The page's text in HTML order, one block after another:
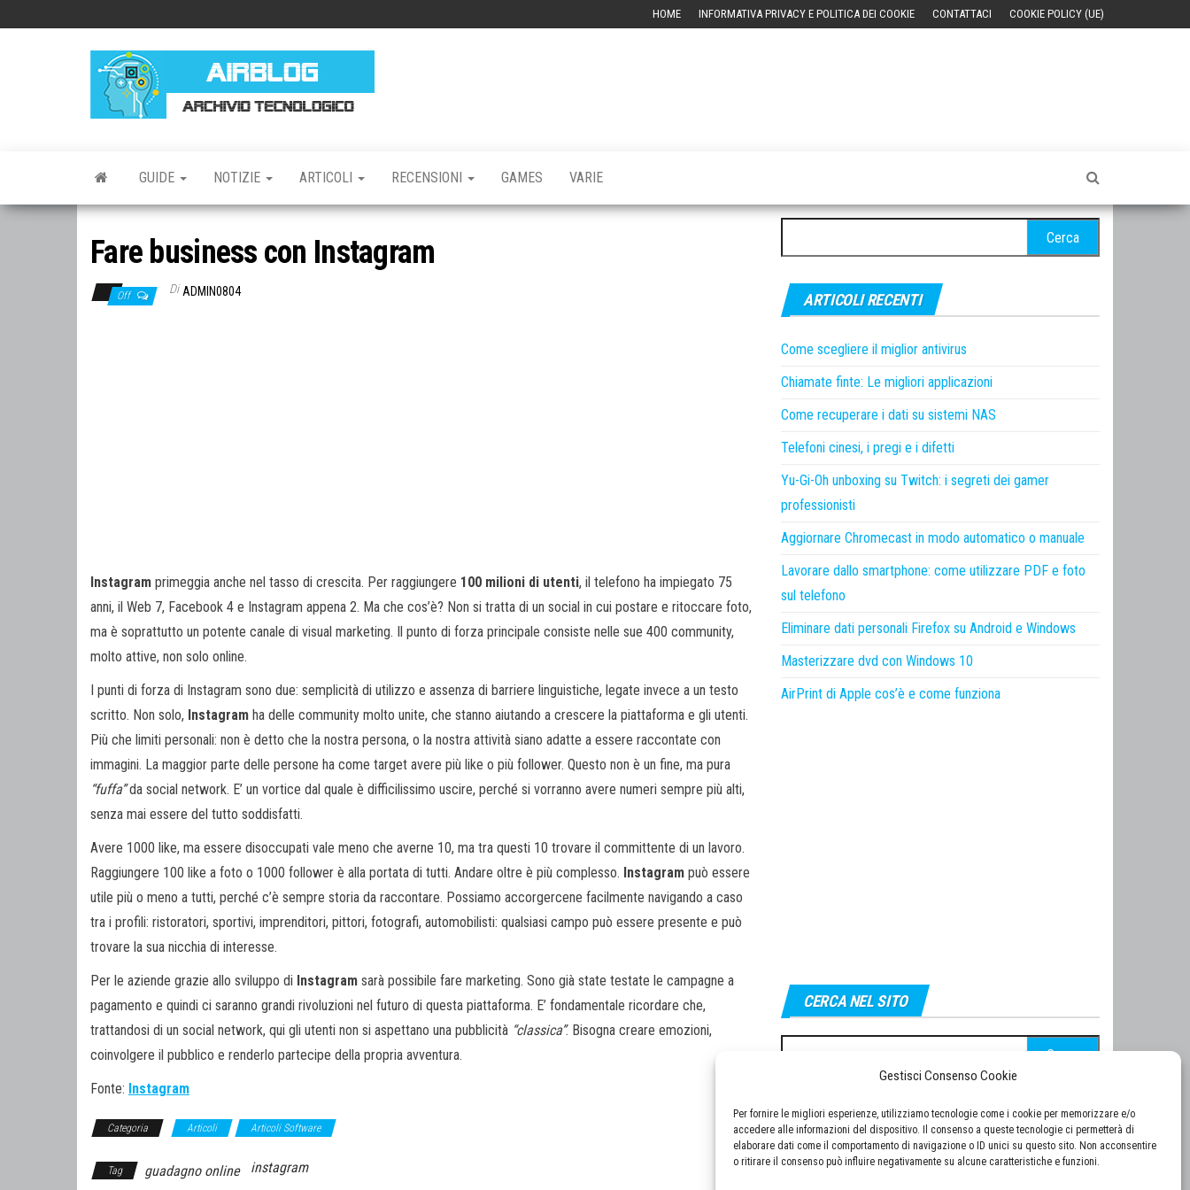
Gestisci Consenso Cookie
Per fornire le migliori esperienze, utilizziamo tecnologie come i cookie per memorizzare e/o
accedere alle informazioni del dispositivo. Il consenso a queste tecnologie ci permetterà di
elaborare dati come il comportamento di navigazione o ID unici su questo sito. Non acconsentire
o ritirare il consenso può influire negativamente su alcune caratteristiche e funzioni.
HOME INFORMATIVA PRIVACY E POLITICA DEI COOKIE CONTATTACI COOKIE POLICY (UE)
GUIDE NOTIZIE ARTICOLI RECENSIONI GAMES VARIE
Fare business con Instagram
Off Di ADMIN0804
Instagram primeggia anche nel tasso di crescita. Per raggiungere 100 milioni di utenti, il telefono ha impiegato 75
anni, il Web 7, Facebook 4 e Instagram appena 2. Ma che cos’è? Non si tratta di un social in cui postare e ritoccare foto,
ma è soprattutto un potente canale di visual marketing. Il punto di forza principale consiste nelle sue 400 community,
molto attive, non solo online.
I punti di forza di Instagram sono due: semplicità di utilizzo e assenza di barriere linguistiche, legate invece a un testo
scritto. Non solo, Instagram ha delle community molto unite, che stanno aiutando a crescere la piattaforma e gli utenti.
Più che limiti personali: non è detto che la nostra persona, o la nostra attività siano adatte a essere raccontate con
immagini. La maggior parte delle persone ha come target avere più like o più follower. Questo non è un fine, ma pura
“fuffa”da social network. E’ un vortice dal quale è difficilissimo uscire, perché si vorranno avere numeri sempre più alti,
senza mai essere del tutto soddisfatti.
Avere 1000 like, ma essere disoccupati vale meno che averne 10, ma tra questi 10 trovare il committente di un lavoro.
Raggiungere 100 like a foto o 1000 follower è alla portata di tutti. Andare oltre è più complesso. Instagram può essere
utile più o meno a tutti, perché c’è sempre storia da raccontare. Possiamo accorgercene facilmente navigando a caso
tra i profili: ristoratori, sportivi, imprenditori, pittori, fotografi, automobilisti: qualsiasi campo può essere presente e può
trovare la sua nicchia di interesse.
Per le aziende grazie allo sviluppo di Instagram sarà possibile fare marketing. Sono già state testate le campagne a
pagamento e quindi ci saranno grandi rivoluzioni nel futuro di questa piattaforma. E’ fondamentale ricordare che,
trattandosi di un social network, qui gli utenti non si aspettano una pubblicità “classica”. Bisogna creare emozioni,
coinvolgere il pubblico e renderlo partecipe della propria avventura.
Fonte: Instagram
Categoria Articoli Articoli Software
Tag guadagno online instagram
per:
ARTICOLI RECENTI
Come scegliere il miglior antivirus
Chiamate finte: Le migliori applicazioni
Come recuperare i dati su sistemi NAS
Telefoni cinesi, i pregi e i difetti
Yu-Gi-Oh unboxing su Twitch: i segreti dei gamer
professionisti
Aggiornare Chromecast in modo automatico o manuale
Lavorare dallo smartphone: come utilizzare PDF e foto
sul telefono
Eliminare dati personali Firefox su Android e Windows
Masterizzare dvd con Windows 10
AirPrint di Apple cos’è e come funziona
CERCA NEL SITO